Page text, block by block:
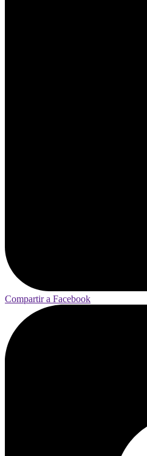
Compartir a Facebook